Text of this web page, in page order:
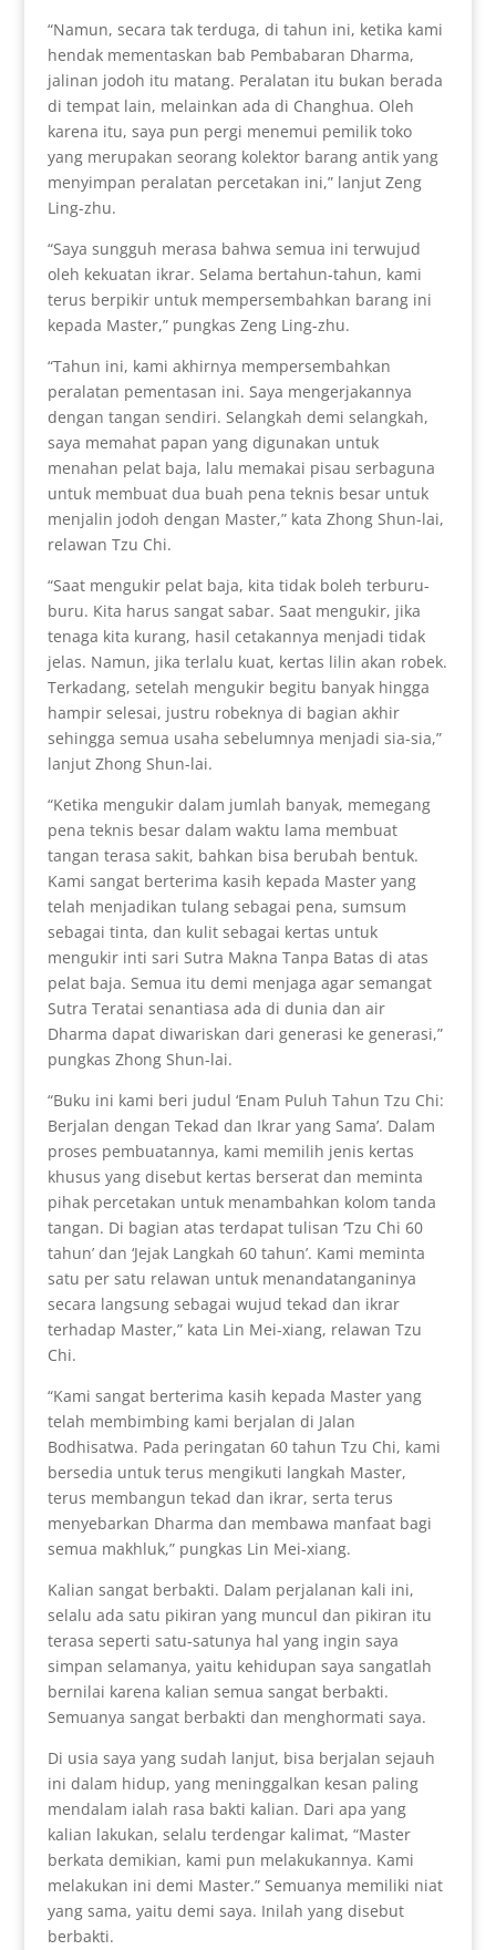
“Namun, secara tak terduga, di tahun ini, ketika kami
hendak mementaskan bab Pembabaran Dharma,
jalinan jodoh itu matang. Peralatan itu bukan berada
di tempat lain, melainkan ada di Changhua. Oleh
karena itu, saya pun pergi menemui pemilik toko
yang merupakan seorang kolektor barang antik yang
menyimpan peralatan percetakan ini,” lanjut Zeng
Ling-zhu.
“Saya sungguh merasa bahwa semua ini terwujud
oleh kekuatan ikrar. Selama bertahun-tahun, kami
terus berpikir untuk mempersembahkan barang ini
kepada Master,” pungkas Zeng Ling-zhu.
“Tahun ini, kami akhirnya mempersembahkan
peralatan pementasan ini. Saya mengerjakannya
dengan tangan sendiri. Selangkah demi selangkah,
saya memahat papan yang digunakan untuk
menahan pelat baja, lalu memakai pisau serbaguna
untuk membuat dua buah pena teknis besar untuk
menjalin jodoh dengan Master,” kata Zhong Shun-lai,
relawan Tzu Chi.
“Saat mengukir pelat baja, kita tidak boleh terburu-
buru. Kita harus sangat sabar. Saat mengukir, jika
tenaga kita kurang, hasil cetakannya menjadi tidak
jelas. Namun, jika terlalu kuat, kertas lilin akan robek.
Terkadang, setelah mengukir begitu banyak hingga
hampir selesai, justru robeknya di bagian akhir
sehingga semua usaha sebelumnya menjadi sia-sia,”
lanjut Zhong Shun-lai.
“Ketika mengukir dalam jumlah banyak, memegang
pena teknis besar dalam waktu lama membuat
tangan terasa sakit, bahkan bisa berubah bentuk.
Kami sangat berterima kasih kepada Master yang
telah menjadikan tulang sebagai pena, sumsum
sebagai tinta, dan kulit sebagai kertas untuk
mengukir inti sari Sutra Makna Tanpa Batas di atas
pelat baja. Semua itu demi menjaga agar semangat
Sutra Teratai senantiasa ada di dunia dan air
Dharma dapat diwariskan dari generasi ke generasi,”
pungkas Zhong Shun-lai.
“Buku ini kami beri judul ‘Enam Puluh Tahun Tzu Chi:
Berjalan dengan Tekad dan Ikrar yang Sama’. Dalam
proses pembuatannya, kami memilih jenis kertas
khusus yang disebut kertas berserat dan meminta
pihak percetakan untuk menambahkan kolom tanda
tangan. Di bagian atas terdapat tulisan ‘Tzu Chi 60
tahun’ dan ‘Jejak Langkah 60 tahun’. Kami meminta
satu per satu relawan untuk menandatanganinya
secara langsung sebagai wujud tekad dan ikrar
terhadap Master,” kata Lin Mei-xiang, relawan Tzu
Chi.
“Kami sangat berterima kasih kepada Master yang
telah membimbing kami berjalan di Jalan
Bodhisatwa. Pada peringatan 60 tahun Tzu Chi, kami
bersedia untuk terus mengikuti langkah Master,
terus membangun tekad dan ikrar, serta terus
menyebarkan Dharma dan membawa manfaat bagi
semua makhluk,” pungkas Lin Mei-xiang.
Kalian sangat berbakti. Dalam perjalanan kali ini,
selalu ada satu pikiran yang muncul dan pikiran itu
terasa seperti satu-satunya hal yang ingin saya
simpan selamanya, yaitu kehidupan saya sangatlah
bernilai karena kalian semua sangat berbakti.
Semuanya sangat berbakti dan menghormati saya.
Di usia saya yang sudah lanjut, bisa berjalan sejauh
ini dalam hidup, yang meninggalkan kesan paling
mendalam ialah rasa bakti kalian. Dari apa yang
kalian lakukan, selalu terdengar kalimat, “Master
berkata demikian, kami pun melakukannya. Kami
melakukan ini demi Master.” Semuanya memiliki niat
yang sama, yaitu demi saya. Inilah yang disebut
berbakti.